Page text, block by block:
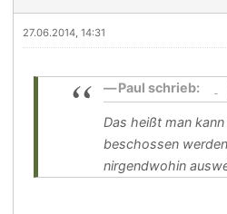
27.06.2014, 14:31
Paul schrieb:
Das heißt man
beschossen
nirgendwohin